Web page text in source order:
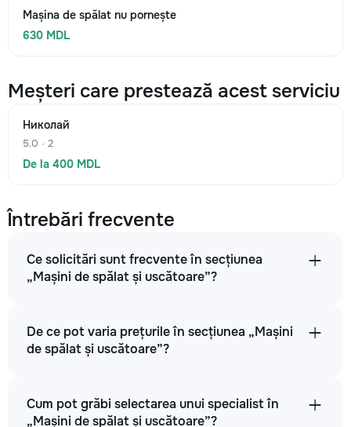
Mașina de spălat nu pornește
630 MDL
Meșteri care prestează acest serviciu
Николай
5.0 · 2
De la 400 MDL
Întrebări frecvente
Ce solicitări sunt frecvente în secțiunea
„Mașini de spălat și uscătoare”?
De ce pot varia prețurile în secțiunea „Mașini
de spălat și uscătoare”?
Cum pot grăbi selectarea unui specialist în
„Mașini de spălat și uscătoare”?